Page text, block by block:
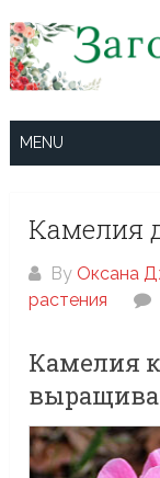
to
content
MENU
Камелия
By Оксана
растения
Камелия